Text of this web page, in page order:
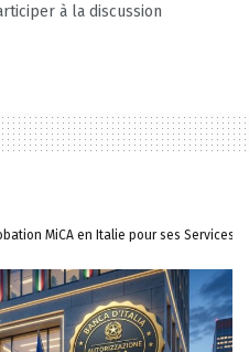
à la discussion
MiCA en Italie pour ses Services